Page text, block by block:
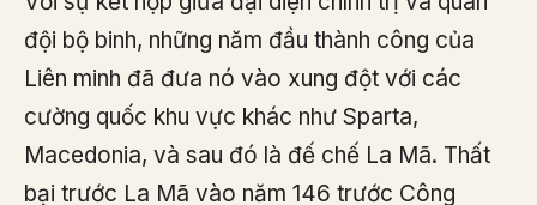
đội bộ binh, những năm đầu thành công của
Liên minh đã đưa nó vào xung đột với các
cường quốc khu vực khác như Sparta,
Macedonia, và sau đó là đế chế La Mã. Thất
bại trước La Mã vào năm 146 trước Công